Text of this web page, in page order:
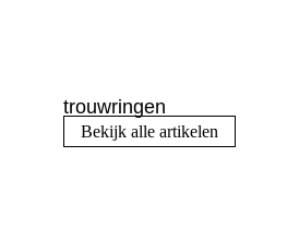
trouwringen
Bekijk alle artikelen